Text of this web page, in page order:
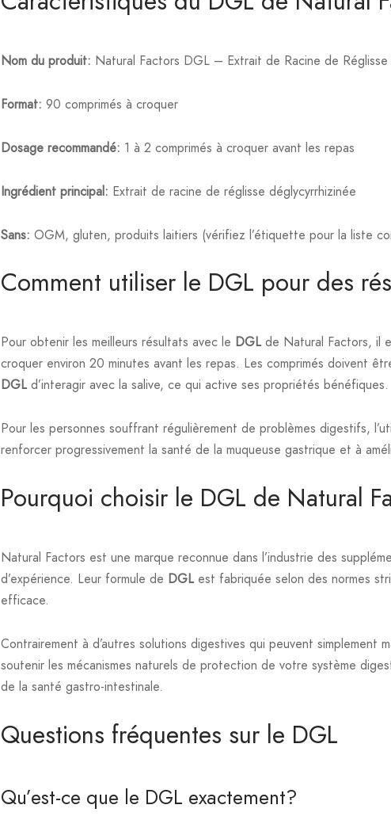
Nom du produit: Natural Factors DGL – Extrait de Racine de Réglisse
Format: 90 comprimés à croquer
Dosage recommandé: 1 à 2 comprimés à croquer avant les repas
Ingrédient principal: Extrait de racine de réglisse déglycyrrhizinée
Sans: OGM, gluten, produits laitiers (vérifiez l’étiquette pour la liste
Comment utiliser le DGL pour des
Pour obtenir les meilleurs résultats avec le DGL de Natural Factors, il
croquer environ 20 minutes avant les repas. Les comprimés doivent
DGL d’interagir avec la salive, ce qui active ses propriétés bénéfiques.
Pour les personnes souffrant régulièrement de problèmes digestifs,
renforcer progressivement la santé de la muqueuse gastrique et à
Pourquoi choisir le DGL de Natural
Natural Factors est une marque reconnue dans l’industrie des
d’expérience. Leur formule de DGL est fabriquée selon des normes
efficace.
Contrairement à d’autres solutions digestives qui peuvent simplement
soutenir les mécanismes naturels de protection de votre système
de la santé gastro-intestinale.
Questions fréquentes sur le DGL
Qu’est-ce que le DGL exactement?